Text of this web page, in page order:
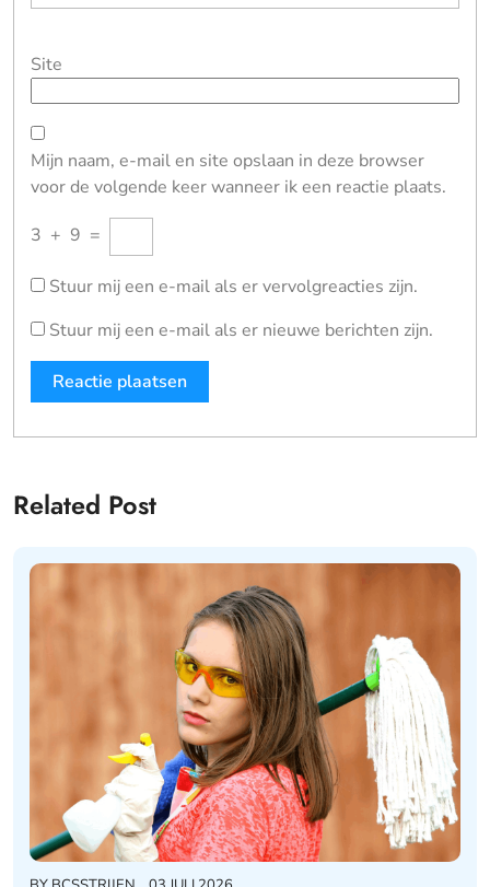
Site
Mijn naam, e-mail en site opslaan in deze browser
voor de volgende keer wanneer ik een reactie plaats.
3 + 9 =
Stuur mij een e-mail als er vervolgreacties zijn.
Stuur mij een e-mail als er nieuwe berichten zijn.
Related Post